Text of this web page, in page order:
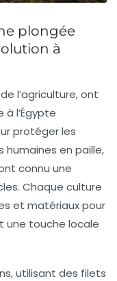
plongée
à
l’agriculture, ont
l’Égypte
protéger les
humaines en paille,
connu une
Chaque culture
et matériaux pour
une touche locale
utilisant des filets